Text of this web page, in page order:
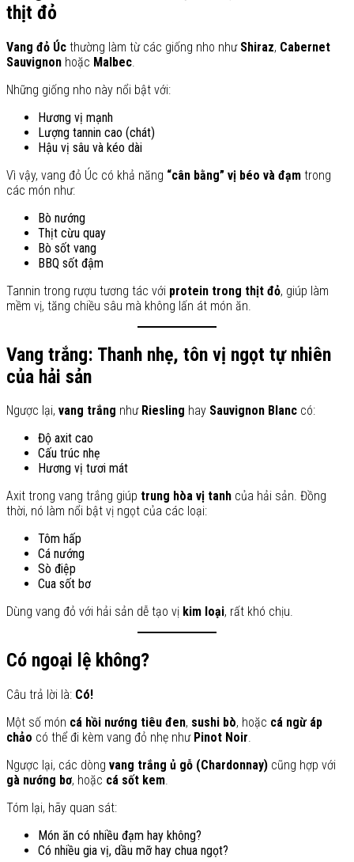
thịt đỏ
Vang đỏ Úc thường làm từ các giống nho như Shiraz, Cabernet
Sauvignon hoặc Malbec
Những giống nho này nổi bật với:
Hương vị mạnh
Lượng tannin cao (chát)
Hậu vị sâu và kéo dài
Vì vậy, vang đỏ Úc có khả năng “cân bằng” vị béo và đạm trong
các món như:
Bò nướng
Thịt cừu quay
Bò sốt vang
BBQ sốt đậm
Tannin trong rượu tương tác với protein trong thịt đỏ, giúp làm
mềm vị, tăng chiều sâu mà không lấn át món ăn.
Vang trắng: Thanh nhẹ, tôn vị ngọt tự nhiên
của hải sản
Ngược lại, vang trắng như Riesling hay Sauvignon Blanc có:
Độ axit cao
Cấu trúc nhẹ
Hương vị tươi mát
Axit trong vang trắng giúp trung hòa vị tanh của hải sản. Đồng
thời, nó làm nổi bật vị ngọt của các loại:
Tôm hấp
Cá nướng
Sò điệp
Cua sốt bơ
Dùng vang đỏ với hải sản dễ tạo vị kim loại, rất khó chịu.
Có ngoại lệ không?
Câu trả lời là: Có!
Một số món cá hồi nướng tiêu đen, sushi bò, hoặc cá ngừ áp
chảo có thể đi kèm vang đỏ nhẹ như Pinot Noir.
Ngược lại, các dòng vang trắng ủ gỗ (Chardonnay) cũng hợp với
gà nướng bơ, hoặc cá sốt kem.
Tóm lại, hãy quan sát:
Món ăn có nhiều đạm hay không?
Có nhiều gia vị, dầu mỡ hay chua ngọt?